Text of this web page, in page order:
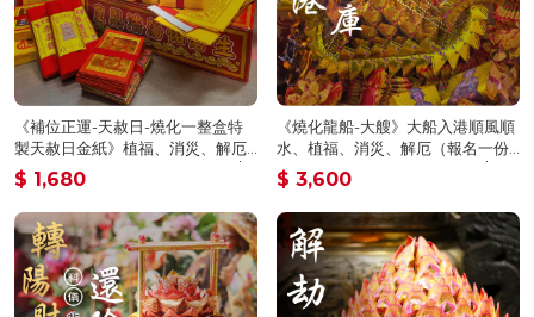
《補位正運-天赦日-燒化一整盒特
製天赦日金紙》植福、消災、解厄
（報名一份可填寫1位）消災解厄│
平安庇佑│植大福澤 │ 燒一對更加靈
驗 │ 加持過爐（名額有限，額滿為
止）代燒
$ 1,680
《燒化龍船-大艘》大船入港順風順
水、植福、消災、解厄（報名一份
可填寫1位）天赦日、消災解厄│ 平
安庇佑｜植大福澤 │手工摺 │ 燒一
對更加靈驗 │ 加持過爐（名額有
限，額滿為止）代燒
$ 3,600